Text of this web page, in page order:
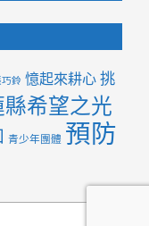
鈴 憶起來耕心挑
希望之光
青少年團體 預防